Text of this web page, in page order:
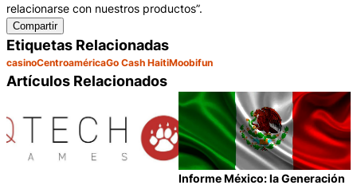
relacionarse con nuestros productos”.
Compartir
Etiquetas Relacionadas
casinoCentroaméricaGo Cash HaitiMoobifun
Artículos Relacionados
Informe México: la Generación